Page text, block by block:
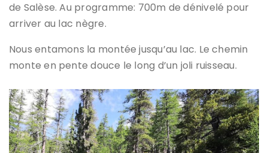
de Salèse. Au programme: 700m de dénivelé pour
arriver au lac nègre.
Nous entamons la montée jusqu’au lac. Le chemin
monte en pente douce le long d’un joli ruisseau.